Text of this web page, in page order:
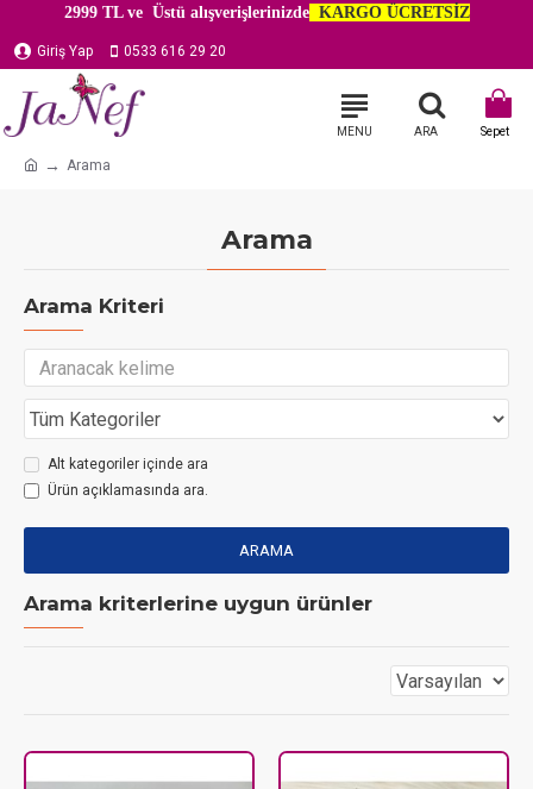
2999 TL ve Üstü alışverişlerinizdeKARGO ÜCRETSİZ
Giriş Yap 0533 616 29 20
Arama
Arama
Arama Kriteri
Alt kategoriler içinde ara
Ürün açıklamasında ara.
ARAMA
Arama kriterlerine uygun ürünler